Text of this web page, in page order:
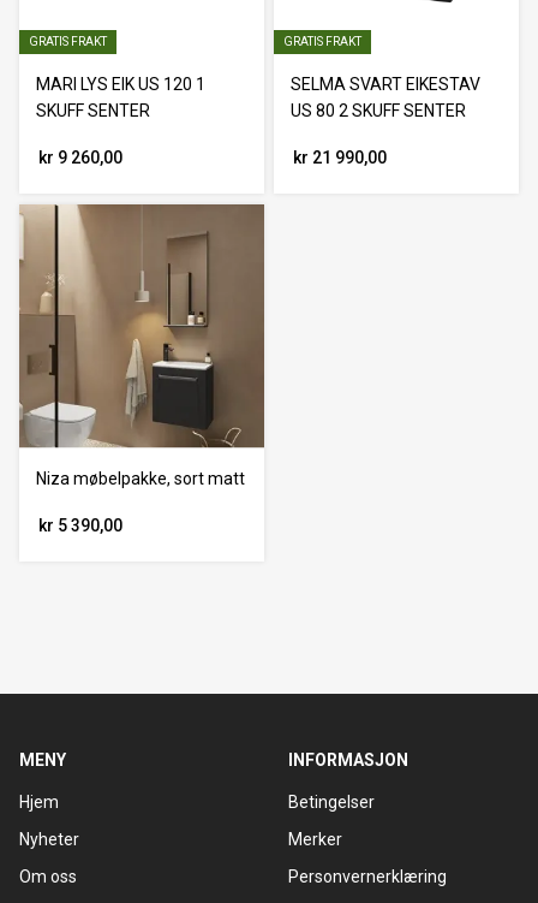
GRATIS FRAKT
MARI LYS EIK US 120 1
SKUFF SENTER
kr 9 260,00
GRATIS FRAKT
SELMA SVART EIKESTAV
US 80 2 SKUFF SENTER
kr 21 990,00
Niza møbelpakke, sort matt
kr 5 390,00
MENY
Hjem
Nyheter
Om oss
INFORMASJON
Betingelser
Merker
Personvernerklæring